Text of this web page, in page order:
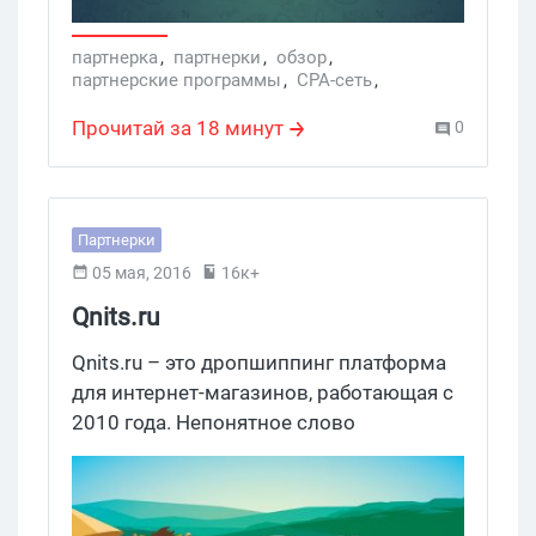
стандарты профессионального
прозвона и аппрува лидов. Другими
словами, они утверждают, что у них:
офигенный call-центр и супер-аппрув.
Звучит весьма амбициозно, тем более,
что тема довольно наболевшая. Что ж,
посмотрим, что тут творится на самом
деле.
партнерка, партнерки, обзор,
партнерские программы, CPA-сеть,
Прочитай за 18 минут 0
Партнерки
05 мая, 2016 16к+
Qnits.ru
Qnits.ru – это дропшиппинг платформа
для интернет-магазинов, работающая с
2010 года. Непонятное слово
«дропшиппинг» означает всего лишь
схему бизнеса в интернете, когда какой-
либо человек торгует не своими